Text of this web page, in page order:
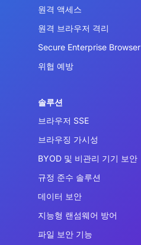
원격 액세스
원격 브라우저 격리
Secure Enterprise Browser
위협 예방
솔루션
브라우저 SSE
브라우징 가시성
BYOD 및 비관리 기기 보안
규정 준수 솔루션
데이터 보안
지능형 랜섬웨어 방어
파일 보안 기능